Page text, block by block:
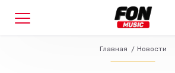
Главная Новости